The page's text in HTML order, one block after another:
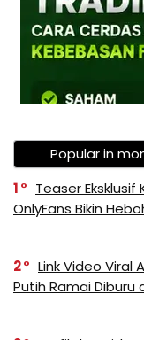
Popular in
1
Teaser
OnlyFans Bikin
2
Link Video Viral
Putih Ramai Diburu